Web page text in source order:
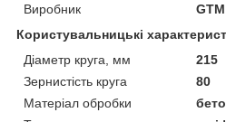
Виробник
GTM
Користувальницькі
Діаметр круга, мм
215
Зернистість круга
80
Матеріал обробки